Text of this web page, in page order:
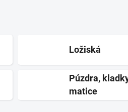
Ložiská
Púzdra,
matice